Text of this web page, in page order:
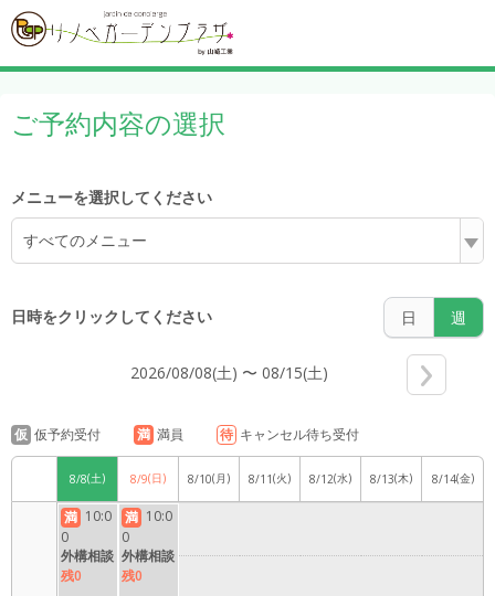
ご予約内容の選択
メニューを選択してください
すべてのメニュー
日時をクリックしてください 日 週
2026/08/08(土) 〜 08/15(土)
仮 仮予約受付 満 満員 待 キャンセル待ち受付
8/8(土) 8/9(日) 8/10(月) 8/11(火) 8/12(水) 8/13(木) 8/14(金)
6:00
10:00
満 10:0
0
外構相談
残0
満 10:0
0
外構相談
残0